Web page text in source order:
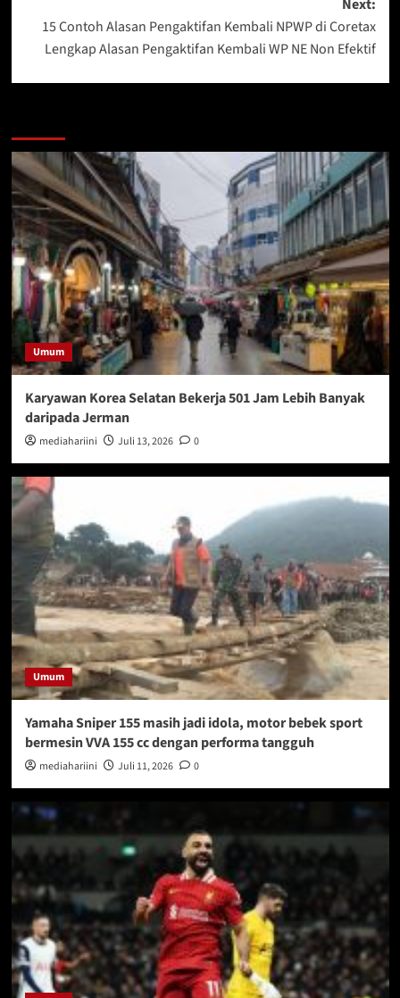
Next:
15 Contoh Alasan Pengaktifan Kembali NPWP di Coretax
Lengkap Alasan Pengaktifan Kembali WP NE Non Efektif
Umum
Karyawan Korea Selatan Bekerja 501 Jam Lebih Banyak
daripada Jerman
mediahariini Juli 13, 2026 0
Umum
Yamaha Sniper 155 masih jadi idola, motor bebek sport
bermesin VVA 155 cc dengan performa tangguh
mediahariini Juli 11, 2026 0